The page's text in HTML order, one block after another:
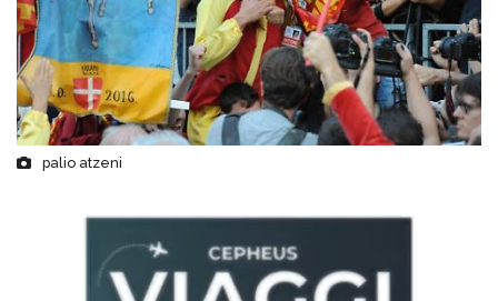
palio atzeni